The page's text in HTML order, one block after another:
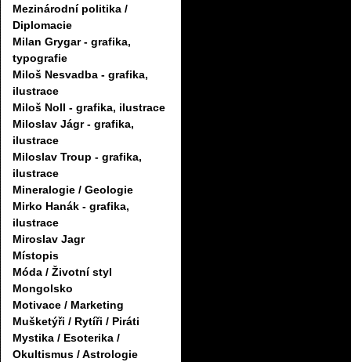
Mezinárodní politika /
Diplomacie
Milan Grygar - grafika,
typografie
Miloš Nesvadba - grafika,
ilustrace
Miloš Noll - grafika, ilustrace
Miloslav Jágr - grafika,
ilustrace
Miloslav Troup - grafika,
ilustrace
Mineralogie / Geologie
Mirko Hanák - grafika,
ilustrace
Miroslav Jagr
Místopis
Móda / Životní styl
Mongolsko
Motivace / Marketing
Mušketýři / Rytíři / Piráti
Mystika / Esoterika /
Okultismus / Astrologie